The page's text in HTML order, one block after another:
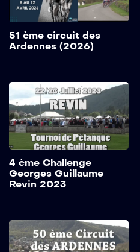
51 ème circuit des
Ardennes (2026)
4 ème Challenge
Georges Guillaume
Revin 2023